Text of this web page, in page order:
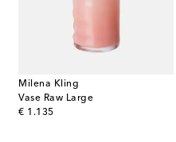
Milena Kling
Vase Raw Large
€ 1.135
original price